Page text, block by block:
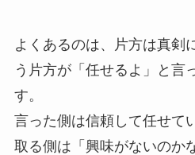
よくあるのは、片方は真剣
う片方が「任せるよ」と言
す。
言った側は信頼して任せて
取る側は「興味がないのか